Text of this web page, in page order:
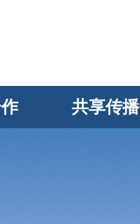
共享传播